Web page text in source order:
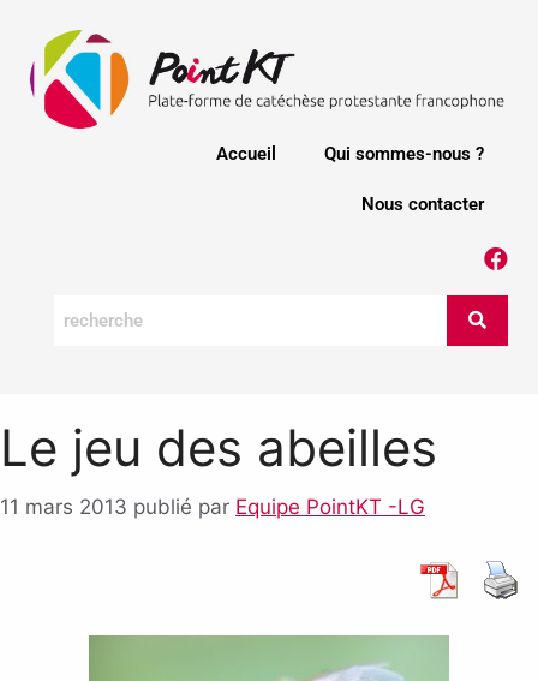
Accueil Qui sommes-nous ?
Nous contacter
Le jeu des abeilles
11 mars 2013 publié par Equipe PointKT -LG